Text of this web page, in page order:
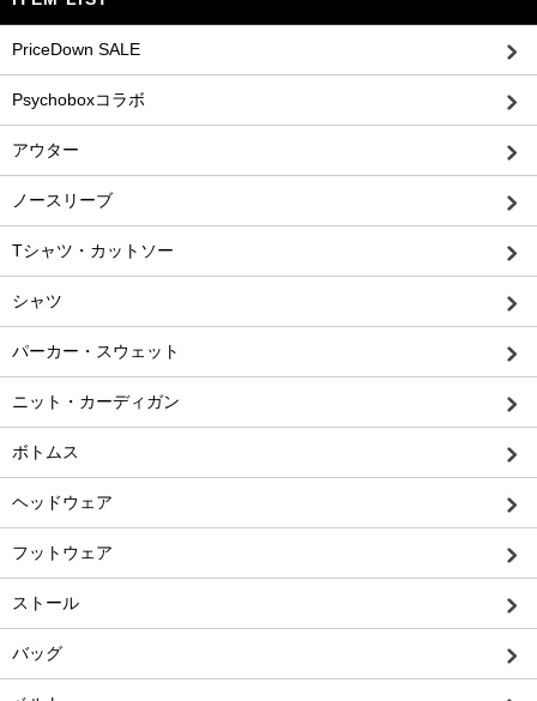
PriceDown SALE
Psychoboxコラボ
アウター
ノースリーブ
Tシャツ・カットソー
シャツ
パーカー・スウェット
ニット・カーディガン
ボトムス
ヘッドウェア
フットウェア
ストール
バッグ